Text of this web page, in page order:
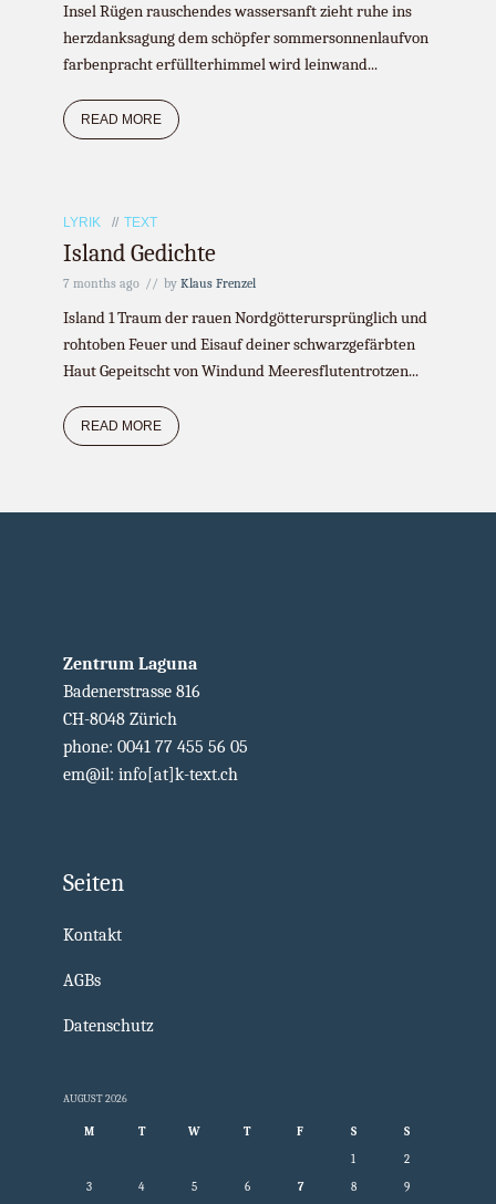
Insel Rügen rauschendes wassersanft zieht ruhe ins
herzdanksagung dem schöpfer sommersonnenlaufvon
farbenpracht erfüllterhimmel wird leinwand...
READ MORE
LYRIK TEXT
Island Gedichte
7 months ago by Klaus Frenzel
Island 1 Traum der rauen Nordgötterursprünglich und
rohtoben Feuer und Eisauf deiner schwarzgefärbten
Haut Gepeitscht von Windund Meeresflutentrotzen...
READ MORE
Zentrum Laguna
Badenerstrasse 816
CH-8048 Zürich
phone: 0041 77 455 56 05
em@il: info[at]k-text.ch
Seiten
Kontakt
AGBs
Datenschutz
AUGUST 2026
M T W T F S
S
1
2
3
4 5 6 7 8 9